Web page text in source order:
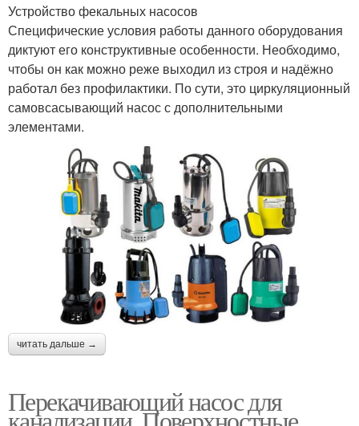
Устройство фекальных насосов
Специфические условия работы данного оборудования
диктуют его конструктивные особенности. Необходимо,
чтобы он как можно реже выходил из строя и надёжно
работал без профилактики. По сути, это циркуляционный
самовсасывающий насос с дополнительными
элементами.
читать дальше →
Перекачивающий насос для